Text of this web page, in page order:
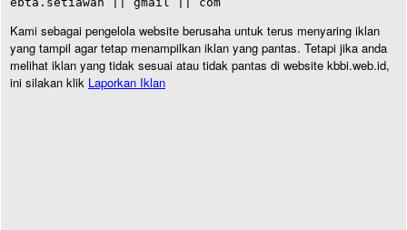
Kami sebagai pengelola website berusaha untuk terus menyaring iklan
yang tampil agar tetap menampilkan iklan yang pantas. Tetapi jika anda
melihat iklan yang tidak sesuai atau tidak pantas di website kbbi.web.id,
ini silakan klik Laporkan Iklan